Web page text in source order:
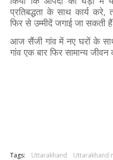
प्रतिबद्धता के साथ कार्य करे,
फिर से उम्मीदें जगाई जा सकती
आज सैंजी गांव में नए घरों के
गांव एक बार फिर सामान्य
Tags: Uttarakhand Uttarakhand